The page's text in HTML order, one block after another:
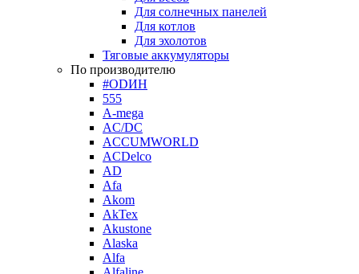
Для солнечных панелей
Для котлов
Для эхолотов
Тяговые аккумуляторы
По производителю
#ODИН
555
A-mega
AC/DC
ACCUMWORLD
ACDelco
AD
Afa
Akom
AkTex
Akustone
Alaska
Alfa